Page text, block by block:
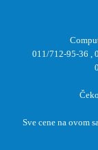
011/712-95-36
Sve cene na ovom